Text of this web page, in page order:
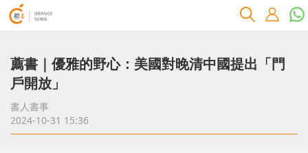
薦書｜優雅的野心：美國對晚清中國提出「門
戶開放」
書人書事
2024-10-31 15:36